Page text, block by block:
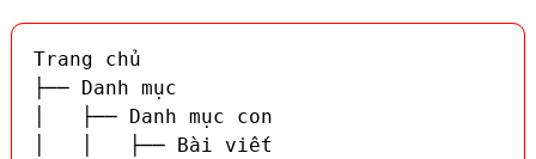
Trang chủ
├── Danh mục
│   ├── Danh mục con
│   │   ├── Bài viết